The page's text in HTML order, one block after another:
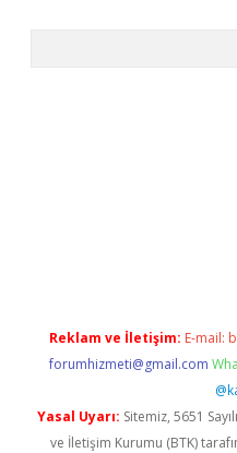
Reklam ve İletişim: E-mail:
forumhizmeti@gmail.com
Yasal Uyarı: Sitemiz, 5651
ve İletişim Kurumu (BTK)